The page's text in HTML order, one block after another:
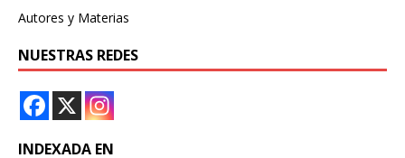
Autores y Materias
NUESTRAS REDES
INDEXADA EN